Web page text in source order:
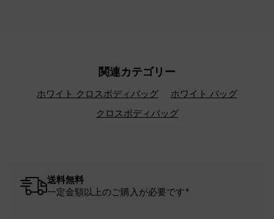
関連カテゴリー
ホワイト クロスボディバッグ
ホワイト バッグ
クロスボディバッグ
送料無料
一定金額以上のご購入が必要です*